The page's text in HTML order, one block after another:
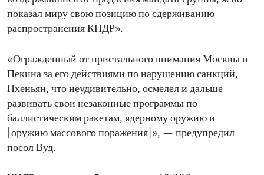
показал миру свою позицию по сдерживанию
распространения КНДР».
«Огражденный от пристального внимания Москвы и
Пекина за его действиями по нарушению санкций,
Пхеньян, что неудивительно, осмелел и дальше
развивать свои незаконные программы по
баллистическим ракетам, ядерному оружию и
[оружию массового поражения]», — предупредил
посол Вуд.